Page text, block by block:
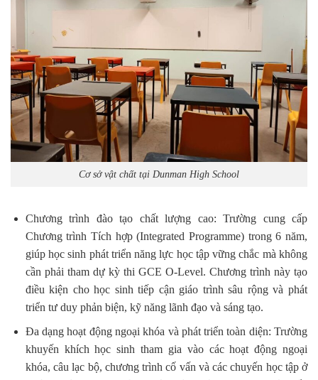
Cơ sở vật chất tại Dunman High School
Chương trình đào tạo chất lượng cao: Trường cung cấp
Chương trình Tích hợp (Integrated Programme) trong 6 năm,
giúp học sinh phát triển năng lực học tập vững chắc mà không
cần phải tham dự kỳ thi GCE O-Level. Chương trình này tạo
điều kiện cho học sinh tiếp cận giáo trình sâu rộng và phát
triển tư duy phản biện, kỹ năng lãnh đạo và sáng tạo.
Đa dạng hoạt động ngoại khóa và phát triển toàn diện: Trường
khuyến khích học sinh tham gia vào các hoạt động ngoại
khóa, câu lạc bộ, chương trình cố vấn và các chuyến học tập ở